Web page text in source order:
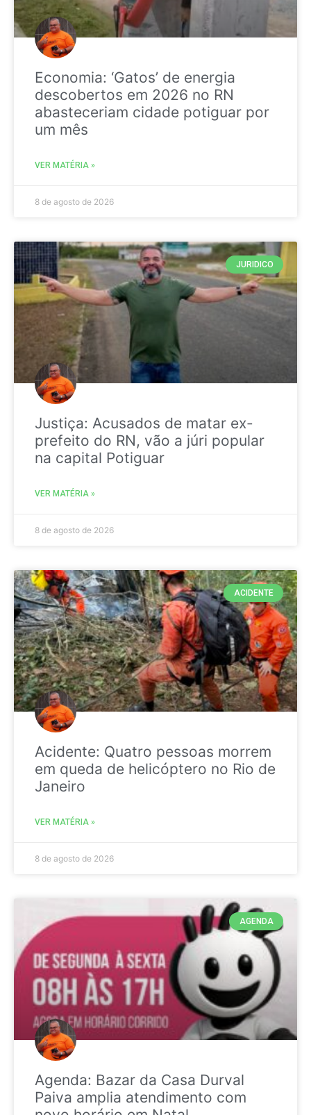
Economia: ‘Gatos’ de energia
descobertos em 2026 no RN
abasteceriam cidade potiguar por
um mês
VER MATÉRIA »
8 de agosto de 2026
JURIDICO
Justiça: Acusados de matar ex-
prefeito do RN, vão a júri popular
na capital Potiguar
VER MATÉRIA »
8 de agosto de 2026
ACIDENTE
Acidente: Quatro pessoas morrem
em queda de helicóptero no Rio de
Janeiro
VER MATÉRIA »
8 de agosto de 2026
AGENDA
Agenda: Bazar da Casa Durval
Paiva amplia atendimento com